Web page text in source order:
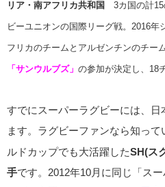
リア・南アフリカ共和国 3カ国の計15
ビーユニオンの国際リーグ戦。2016年
フリカのチームとアルゼンチンのチー
「サンウルブズ」 の参加が決定し、18
すでにスーパーラグビーには、
ます。ラグビーファンなら知っ
ルドカップでも大活躍したSH(ス
手です。2012年10月に同じ「ス